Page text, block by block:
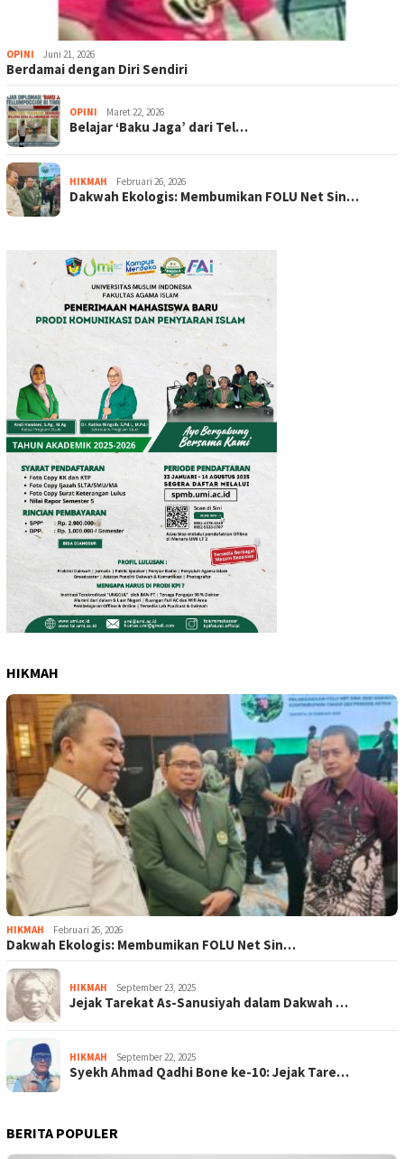
OPINI Juni 21, 2026
Berdamai dengan Diri Sendiri
OPINI Maret 22, 2026
Belajar ‘Baku Jaga’ dari Tel…
HIKMAH Februari 26, 2026
Dakwah Ekologis: Membumikan FOLU Net Sin…
HIKMAH
HIKMAH Februari 26, 2026
Dakwah Ekologis: Membumikan FOLU Net Sin…
HIKMAH September 23, 2025
Jejak Tarekat As-Sanusiyah dalam Dakwah …
HIKMAH September 22, 2025
Syekh Ahmad Qadhi Bone ke-10: Jejak Tare…
BERITA POPULER